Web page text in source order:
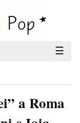
☰
a Roma